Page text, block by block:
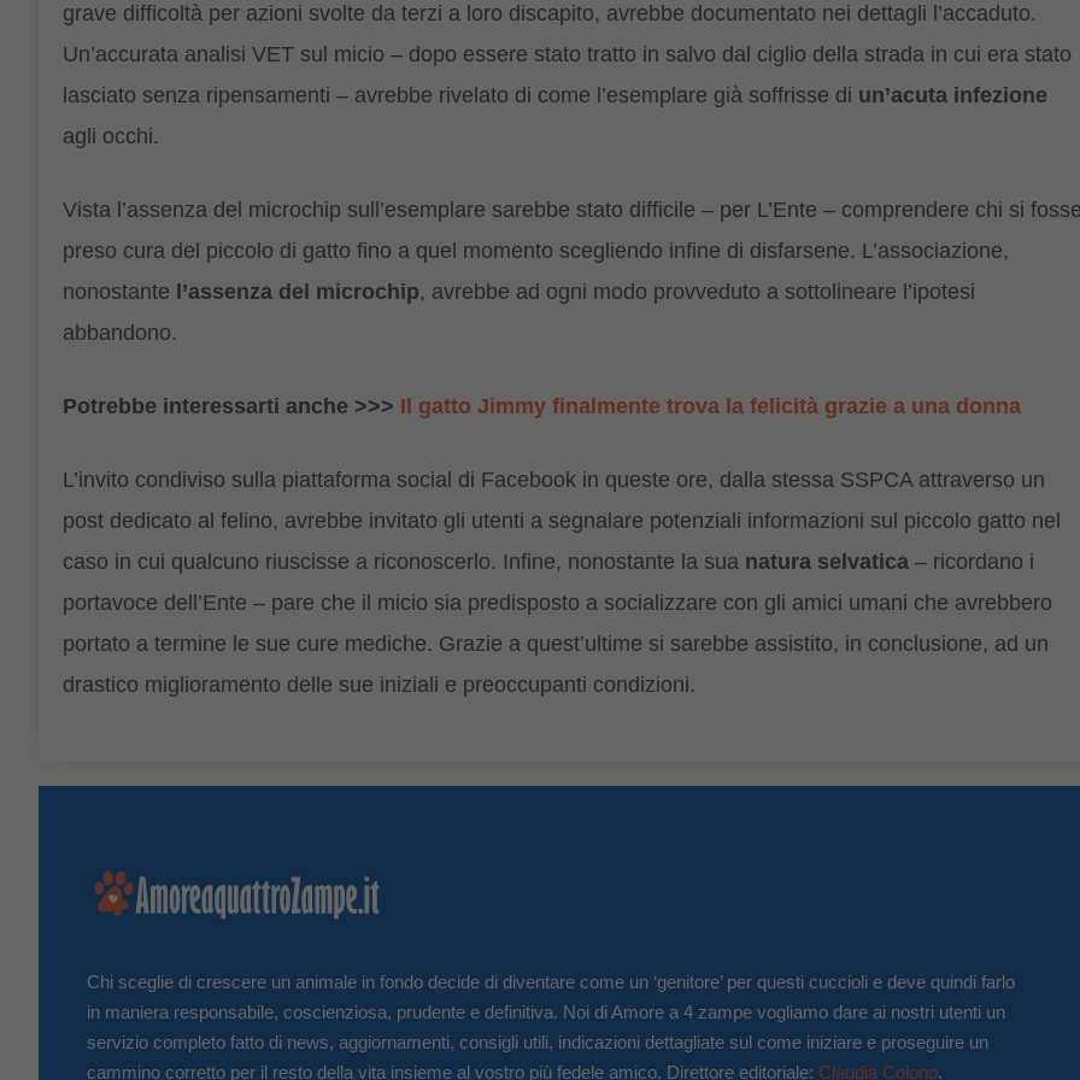
grave difficoltà per azioni svolte da terzi a loro discapito, avrebbe documentato nei dettagli l’accaduto.
Un’accurata analisi VET sul micio – dopo essere stato tratto in salvo dal ciglio della strada in cui era stato
lasciato senza ripensamenti – avrebbe rivelato di come l’esemplare già soffrisse di un’acuta infezione
agli occhi.
Vista l’assenza del microchip sull’esemplare sarebbe stato difficile – per L’Ente – comprendere chi si
preso cura del piccolo di gatto fino a quel momento scegliendo infine di disfarsene. L’associazione,
nonostante l’assenza del microchip, avrebbe ad ogni modo provveduto a sottolineare l’ipotesi
abbandono.
Potrebbe interessarti anche >>> Il gatto Jimmy finalmente trova la felicità grazie a una donna
L’invito condiviso sulla piattaforma social di Facebook in queste ore, dalla stessa SSPCA attraverso un
post dedicato al felino, avrebbe invitato gli utenti a segnalare potenziali informazioni sul piccolo gatto nel
caso in cui qualcuno riuscisse a riconoscerlo. Infine, nonostante la sua natura selvatica – ricordano i
portavoce dell’Ente – pare che il micio sia predisposto a socializzare con gli amici umani che avrebbero
portato a termine le sue cure mediche. Grazie a quest’ultime si sarebbe assistito, in conclusione, ad un
drastico miglioramento delle sue iniziali e preoccupanti condizioni.
Chi sceglie di crescere un animale in fondo decide di diventare come un ‘genitore’ per questi cuccioli e deve quindi farlo
in maniera responsabile, coscienziosa, prudente e definitiva. Noi di Amore a 4 zampe vogliamo dare ai nostri utenti un
servizio completo fatto di news, aggiornamenti, consigli utili, indicazioni dettagliate sul come iniziare e proseguire un
cammino corretto per il resto della vita insieme al vostro più fedele amico. Direttore editoriale: Claudia Colono.